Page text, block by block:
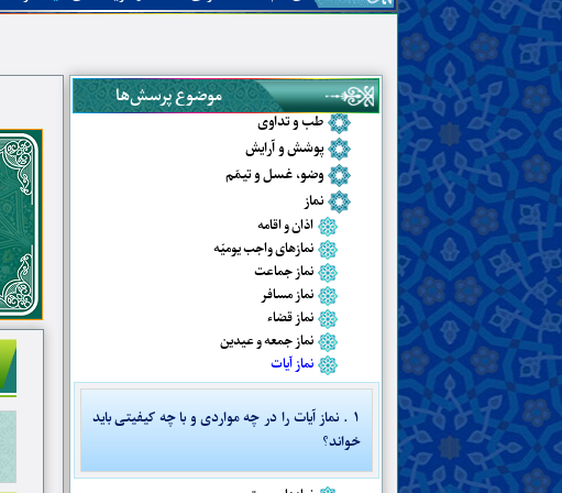
موضوع پرسش‌ها
احکام
طهارات و نجاسات
جنابت، حیض، نفاس، استحاضه و یائسگی
طب و تداوی
پوشش و آرایش
وضو، غسل و تیمّم
نماز
اذان و اقامه
نمازهای واجب یومیّه
نماز جماعت
نماز مسافر
نماز قضاء
نماز جمعه و عیدین
نماز آیات
۱ . نماز آیات را در چه مواردی و با چه کیفیتی باید
خواند؟